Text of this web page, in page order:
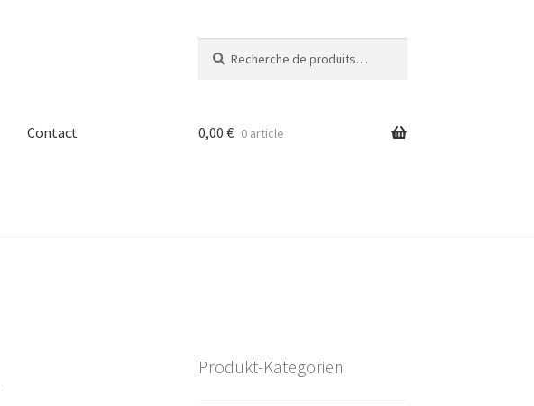
pour :
Contact 0,00 € 0 article
Produkt-Kategorien